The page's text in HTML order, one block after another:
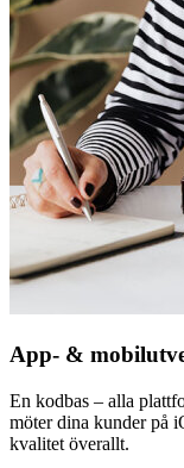
App- &
En kodbas – alla
möter dina kunder på
kvalitet överallt.